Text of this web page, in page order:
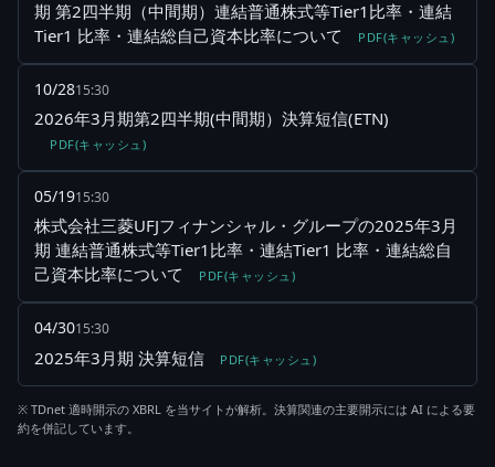
期 第2四半期（中間期）連結普通株式等Tier1比率・連結
Tier1 比率・連結総自己資本比率について
PDF(キャッシュ)
10/2815:30
2026年3月期第2四半期(中間期）決算短信(ETN)
PDF(キャッシュ)
05/1915:30
株式会社三菱UFJフィナンシャル・グループの2025年3月
期 連結普通株式等Tier1比率・連結Tier1 比率・連結総自
己資本比率について
PDF(キャッシュ)
04/3015:30
2025年3月期 決算短信 PDF(キャッシュ)
※ TDnet 適時開示の XBRL を当サイトが解析。決算関連の主要開示には AI による要
約を併記しています。